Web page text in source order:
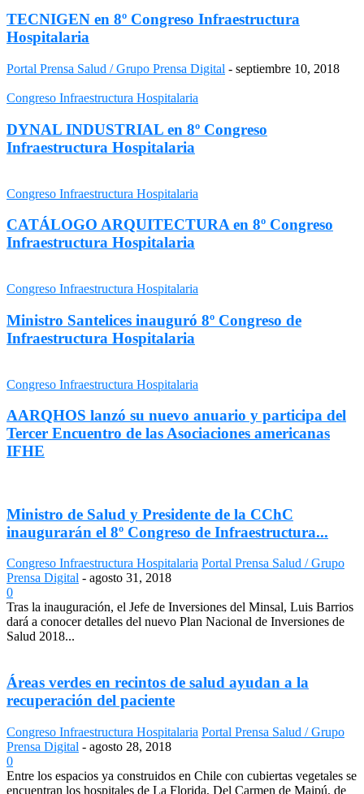
TECNIGEN en 8º Congreso Infraestructura
Hospitalaria
Portal Prensa Salud / Grupo Prensa Digital - septiembre 10, 2018
Congreso Infraestructura Hospitalaria
DYNAL INDUSTRIAL en 8º Congreso
Infraestructura Hospitalaria
Congreso Infraestructura Hospitalaria
CATÁLOGO ARQUITECTURA en 8º Congreso
Infraestructura Hospitalaria
Congreso Infraestructura Hospitalaria
Ministro Santelices inauguró 8º Congreso de
Infraestructura Hospitalaria
Congreso Infraestructura Hospitalaria
AARQHOS lanzó su nuevo anuario y participa del
Tercer Encuentro de las Asociaciones americanas
IFHE
Ministro de Salud y Presidente de la CChC
inaugurarán el 8º Congreso de Infraestructura...
Congreso Infraestructura Hospitalaria Portal Prensa Salud / Grupo
Prensa Digital - agosto 31, 2018
0
Tras la inauguración, el Jefe de Inversiones del Minsal, Luis Barrios
dará a conocer detalles del nuevo Plan Nacional de Inversiones de
Salud 2018...
Áreas verdes en recintos de salud ayudan a la
recuperación del paciente
Congreso Infraestructura Hospitalaria Portal Prensa Salud / Grupo
Prensa Digital - agosto 28, 2018
0
Entre los espacios ya construidos en Chile con cubiertas vegetales se
encuentran los hospitales de La Florida, Del Carmen de Maipú, de